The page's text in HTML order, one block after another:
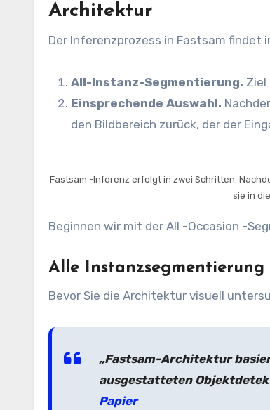
Architektur
Der Inferenzprozess in Fastsam
All-Instanz-Segmentierung. Ziel
Einsprechende Auswahl.
den Bildbereich zurück, der der
Fastsam -Inferenz erfolgt in zwei Schritten.
sie in
Beginnen wir mit der All -Occasion -
Alle Instanzsegmentierung
Bevor Sie die Architektur visuell
„Fastsam-Architektur
ausgestatteten
Papier